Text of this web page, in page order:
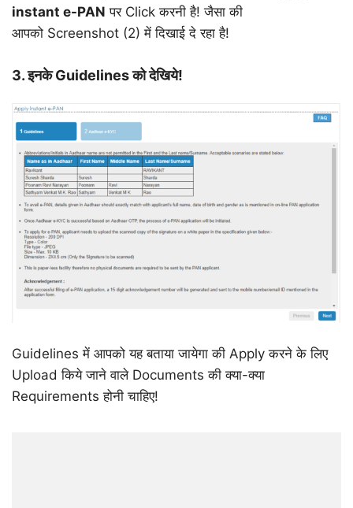
instant e-PAN पर Click करनी है! जैसा की
आपको Screenshot (2) में दिखाई दे रहा है!
3.इनके Guidelines को देखिये!
Guidelines में आपको यह बताया जायेगा की Apply करने के लिए
Upload किये जाने वाले Documents की क्या-क्या
Requirements होनी चाहिए!